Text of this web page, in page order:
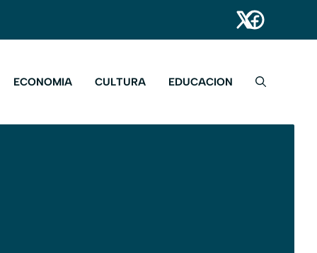
ECONOMIA CULTURA EDUCACION